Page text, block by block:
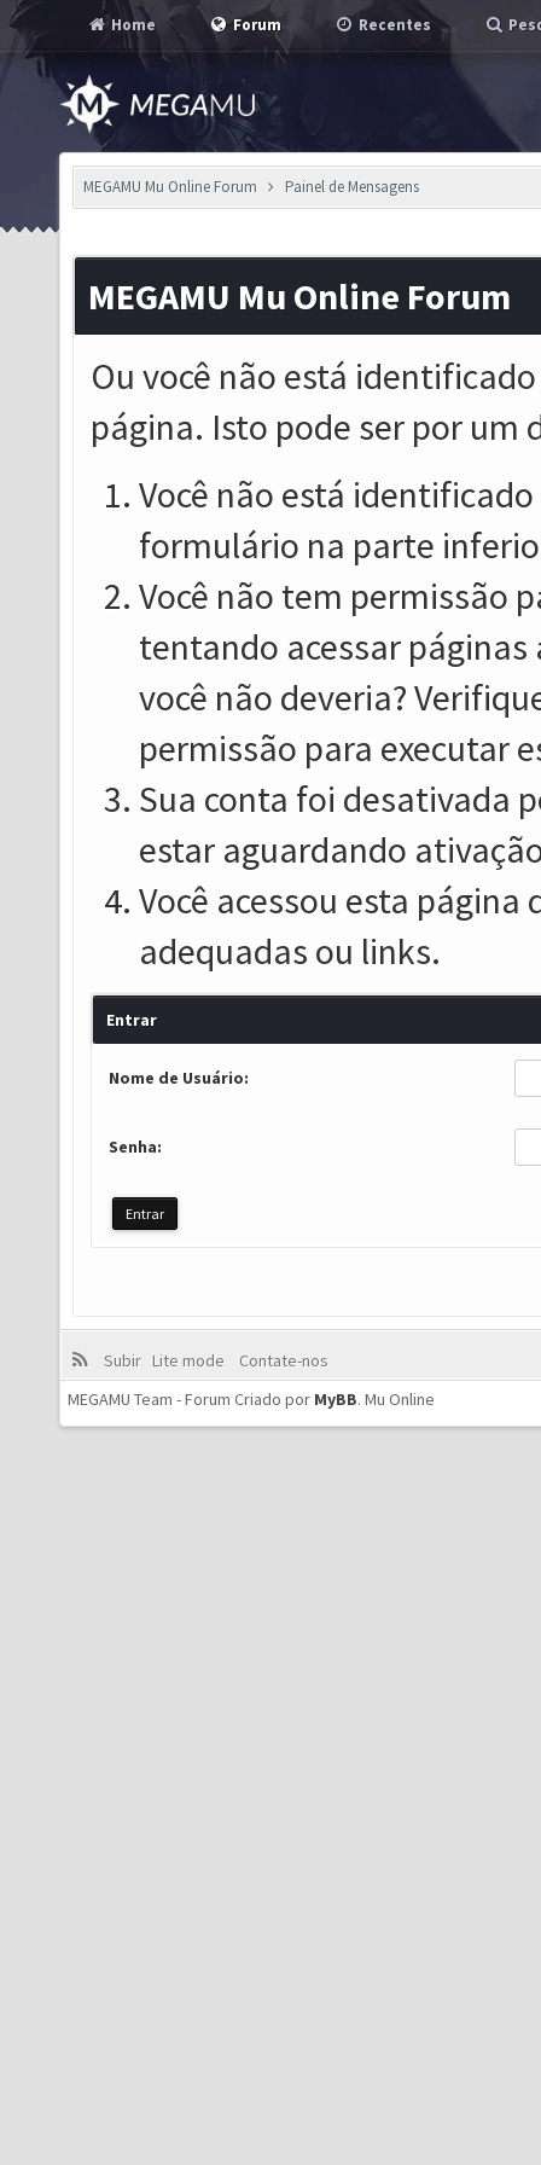
Home Forum Recentes
MEGAMU Mu Online Forum Painel de Mensagens
MEGAMU Mu Online Forum
Ou você não está
página. Isto pode ser por um
Você não está
formulário na parte
Você não tem permissão
tentando acessar
você não deveria?
permissão para executar
Sua conta foi desativada
estar aguardando
Você acessou esta
adequadas ou links.
Entrar
Nome de Usuário:
Senha:
Subir Lite mode
Contate-nos
MEGAMU Team - Forum Criado por MyBB. Mu Online